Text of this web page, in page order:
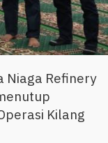
Niaga Refinery
Kilang